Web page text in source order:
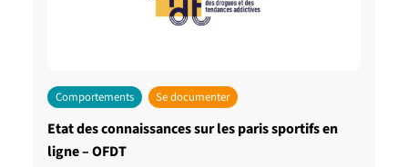
Comportements Se documenter
Etat des connaissances sur les paris sportifs en
ligne – OFDT